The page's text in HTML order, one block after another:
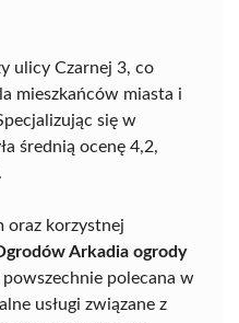
ulicy Czarnej 3, co
mieszkańców miasta i
się w
średnią ocenę 4,2,
oraz korzystnej
Arkadia ogrody
powszechnie polecana w
usługi związane z